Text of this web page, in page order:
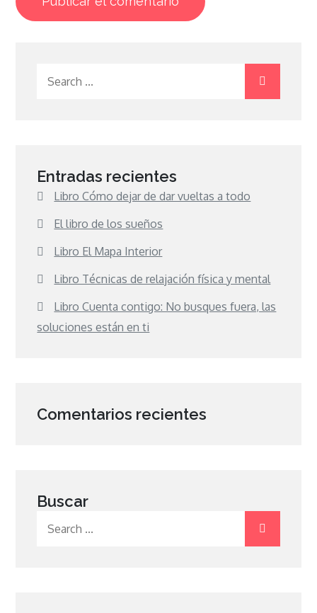
Entradas recientes
Libro Cómo dejar de dar vueltas a todo
El libro de los sueños
Libro El Mapa Interior
Libro Técnicas de relajación física y mental
Libro Cuenta contigo: No busques fuera, las
soluciones están en ti
Comentarios recientes
Buscar